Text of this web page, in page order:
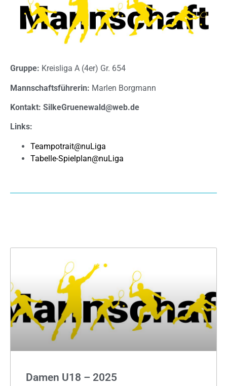
Gruppe: Kreisliga A (4er) Gr. 654
Mannschaftsführerin: Marlen Borgmann
Kontakt: SilkeGruenewald@web.de
Links:
Teampotrait@nuLiga
Tabelle-Spielplan@nuLiga
Damen U18 – 2025